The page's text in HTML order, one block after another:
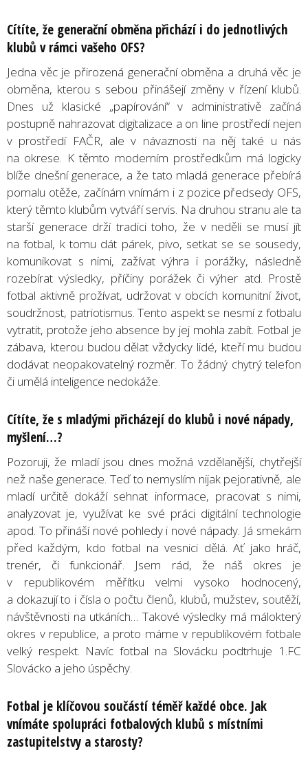
Cítíte, že generační obměna přichází i do jednotlivých
klubů v rámci vašeho OFS?
Jedna věc je přirozená generační obměna a druhá věc je
obměna, kterou s sebou přinášejí změny v řízení klubů.
Dnes už klasické „papírování“ v administrativě začíná
postupně nahrazovat digitalizace a on line prostředí nejen
v prostředí FAČR, ale v návaznosti na něj také u nás
na okrese. K těmto moderním prostředkům má logicky
blíže dnešní generace, a že tato mladá generace přebírá
pomalu otěže, začínám vnímám i z pozice předsedy OFS,
který těmto klubům vytváří servis. Na druhou stranu ale ta
starší generace drží tradici toho, že v neděli se musí jít
na fotbal, k tomu dát párek, pivo, setkat se se sousedy,
komunikovat s nimi, zažívat výhra i porážky, následně
rozebírat výsledky, příčiny porážek či výher atd. Prostě
fotbal aktivně prožívat, udržovat v obcích komunitní život,
soudržnost, patriotismus. Tento aspekt se nesmí z fotbalu
vytratit, protože jeho absence by jej mohla zabít. Fotbal je
zábava, kterou budou dělat vždycky lidé, kteří mu budou
dodávat neopakovatelný rozměr. To žádný chytrý telefon
či umělá inteligence nedokáže.
Cítíte, že s mladými přicházejí do klubů i nové nápady,
myšlení…?
Pozoruji, že mladí jsou dnes možná vzdělanější, chytřejší
než naše generace. Teď to nemyslím nijak pejorativně, ale
mladí určitě dokáží sehnat informace, pracovat s nimi,
analyzovat je, využívat ke své práci digitální technologie
apod. To přináší nové pohledy i nové nápady. Já smekám
před každým, kdo fotbal na vesnici dělá. Ať jako hráč,
trenér, či funkcionář. Jsem rád, že náš okres je
v republikovém měřítku velmi vysoko hodnocený,
a dokazují to i čísla o počtu členů, klubů, mužstev, soutěží,
návštěvnosti na utkáních… Takové výsledky má málokterý
okres v republice, a proto máme v republikovém fotbale
velký respekt. Navíc fotbal na Slovácku podtrhuje 1.FC
Slovácko a jeho úspěchy.
Fotbal je klíčovou součástí téměř každé obce. Jak
vnímáte spolupráci fotbalových klubů s místními
zastupitelstvy a starosty?